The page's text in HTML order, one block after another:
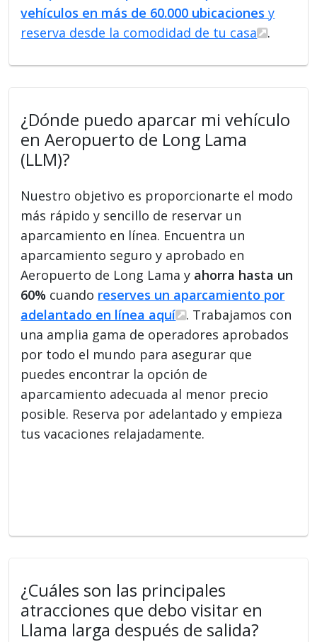
vehículos en más de 60.000 ubicaciones y
reserva desde la comodidad de tu casa
.
¿Dónde puedo aparcar mi vehículo
en Aeropuerto de Long Lama
(LLM)?
Nuestro objetivo es proporcionarte el modo
más rápido y sencillo de reservar un
aparcamiento en línea. Encuentra un
aparcamiento seguro y aprobado en
Aeropuerto de Long Lama y ahorra hasta un
60% cuando reserves un aparcamiento por
adelantado en línea aquí
. Trabajamos con
una amplia gama de operadores aprobados
por todo el mundo para asegurar que
puedes encontrar la opción de
aparcamiento adecuada al menor precio
posible. Reserva por adelantado y empieza
tus vacaciones relajadamente.
¿Cuáles son las principales
atracciones que debo visitar en
Llama larga después de salida?